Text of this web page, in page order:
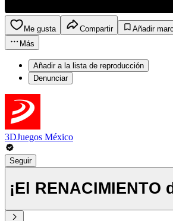
Me gusta Compartir
Añadir
Más
Añadir a la lista de reproducción
Denunciar
3DJuegos México
Seguir
¡El